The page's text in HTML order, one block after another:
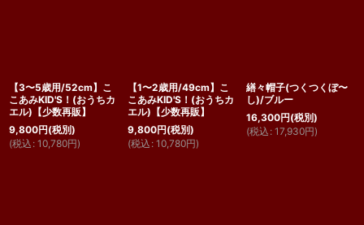
【3〜5歳用/52cm】こ
こあみKID'S！(おうちカ
エル)【少数再販】
9,800円(税別)
(税込 : 10,780円)
【1〜2歳用/49cm】こ
こあみKID'S！(おうちカ
エル)【少数再販】
9,800円(税別)
(税込 : 10,780円)
繕々帽子(つくつくぼ〜
し)/ブルー
16,300円(税別)
(税込 : 17,930円)